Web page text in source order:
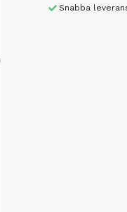
Snabba